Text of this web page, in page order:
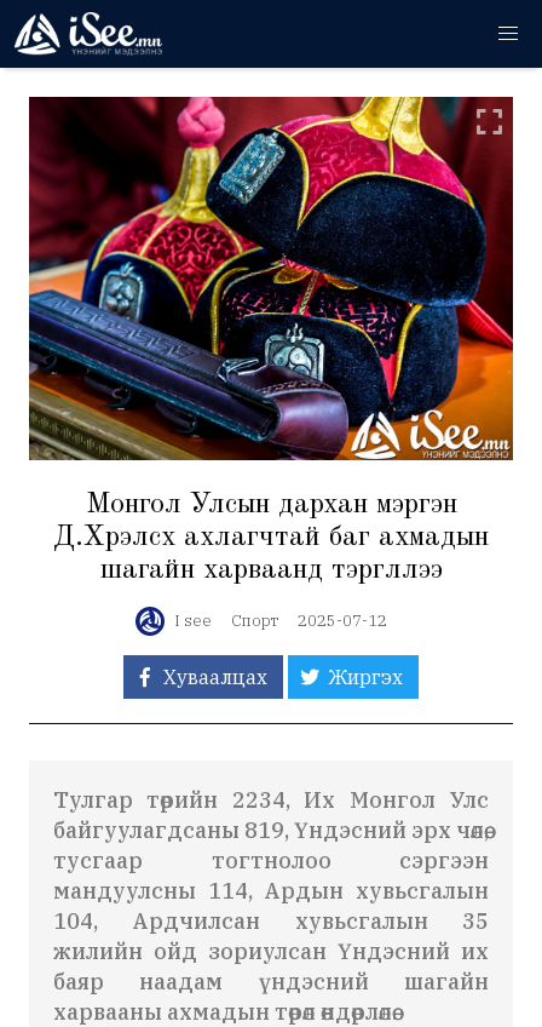
Монгол Улсын дархан мэргэн
Д.Хүрэлсүх ахлагчтай баг ахмадын
шагайн харваанд тэргүүллээ
I see Спорт 2025-07-12
Хуваалцах Жиргэх
Тулгар төрийн 2234, Их Монгол Улс
байгуулагдсаны 819, Үндэсний эрх чөлөө,
тусгаар тогтнолоо сэргээн
мандуулсны 114, Ардын хувьсгалын
104, Ардчилсан хувьсгалын 35
жилийн ойд зориулсан Үндэсний их
баяр наадам үндэсний шагайн
харвааны ахмадын төрөл өндөрлөлөө.